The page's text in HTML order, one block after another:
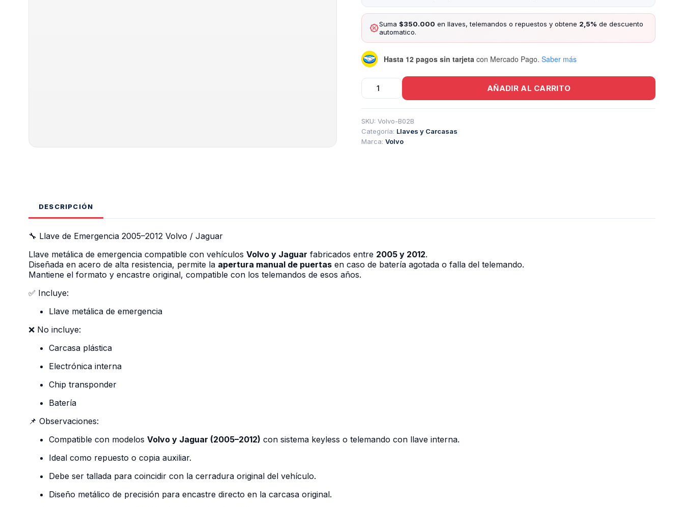
Suma $350.000 en llaves, telemandos o repuestos y obtene 2,5% de descuento
automatico.
Hasta 12 pagos sin tarjeta con Mercado Pago. Saber más
Llave
Emergencia
2012
Volvo
Jaguar
AÑADIR AL CARRITO
SKU:Volvo-B02B
Categoría: Llaves y Carcasas
Marca:Volvo
DESCRIPCIÓN
🔧 Llave de Emergencia 2005–2012 Volvo / Jaguar
Llave metálica de emergencia compatible con vehículos Volvo y Jaguar fabricados entre 2005 y 2012.
Diseñada en acero de alta resistencia, permite la apertura manual de puertas en caso de batería agotada o falla del telemando.
Mantiene el formato y encastre original, compatible con los telemandos de esos años.
✅ Incluye:
Llave metálica de emergencia
❌ No incluye:
Carcasa plástica
Electrónica interna
Chip transponder
Batería
📌 Observaciones:
Compatible con modelos Volvo y Jaguar (2005–2012) con sistema keyless o telemando con llave interna.
Ideal como repuesto o copia auxiliar.
Debe ser tallada para coincidir con la cerradura original del vehículo.
Diseño metálico de precisión para encastre directo en la carcasa original.